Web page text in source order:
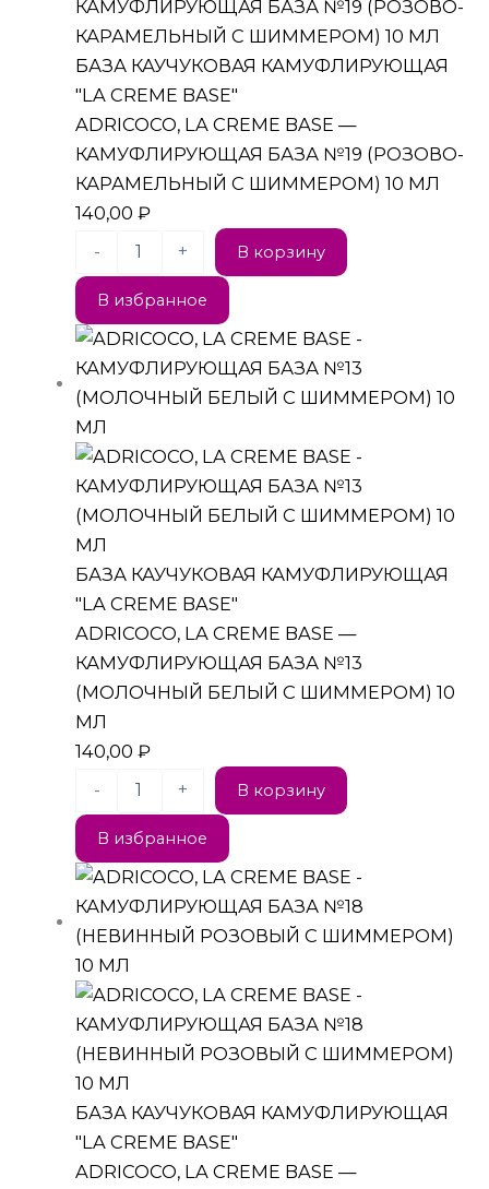
БАЗА КАУЧУКОВАЯ КАМУФЛИРУЮЩАЯ
"LA CREME BASE"
ADRICOCO, LA CREME BASE —
КАМУФЛИРУЮЩАЯ БАЗА №19 (РОЗОВО-
КАРАМЕЛЬНЫЙ С ШИММЕРОМ) 10 МЛ
140,00₽
-
+ В корзину
В избранное
БАЗА КАУЧУКОВАЯ КАМУФЛИРУЮЩАЯ
"LA CREME BASE"
ADRICOCO, LA CREME BASE —
КАМУФЛИРУЮЩАЯ БАЗА №13
(МОЛОЧНЫЙ БЕЛЫЙ С ШИММЕРОМ) 10
МЛ
140,00₽
-
+ В корзину
В избранное
БАЗА КАУЧУКОВАЯ КАМУФЛИРУЮЩАЯ
"LA CREME BASE"
ADRICOCO, LA CREME BASE —